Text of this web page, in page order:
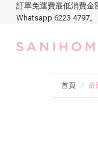
訂單免運費最低消費金
Whatsapp 6223 4797。
首頁 最